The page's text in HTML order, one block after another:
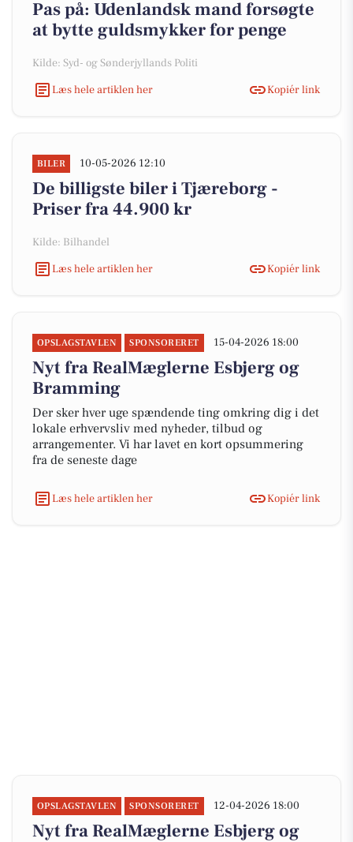
Pas på: Udenlandsk mand forsøgte
at bytte guldsmykker for penge
Kilde: Syd- og Sønderjyllands Politi
Læs hele artiklen her
Kopiér link
BILER 10-05-2026 12:10
De billigste biler i Tjæreborg -
Priser fra 44.900 kr
Kilde: Bilhandel
Læs hele artiklen her
Kopiér link
OPSLAGSTAVLEN SPONSORERET 15-04-2026 18:00
Nyt fra RealMæglerne Esbjerg og
Bramming
Der sker hver uge spændende ting omkring dig i det
lokale erhvervsliv med nyheder, tilbud og
arrangementer. Vi har lavet en kort opsummering
fra de seneste dage
Læs hele artiklen her Kopiér link
OPSLAGSTAVLEN SPONSORERET 12-04-2026 18:00
Nyt fra RealMæglerne Esbjerg og